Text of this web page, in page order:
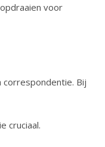
voor
Bij
cruciaal.